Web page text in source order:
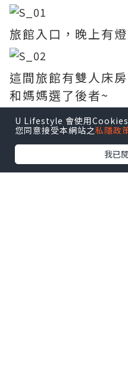
旅館入口，晚上有
這間旅館有雙人床
和媽媽選了後者~
房間整潔，裝修也
U Lifestyle 會使用Cookies
您同意接受本網站之私隱政
我已